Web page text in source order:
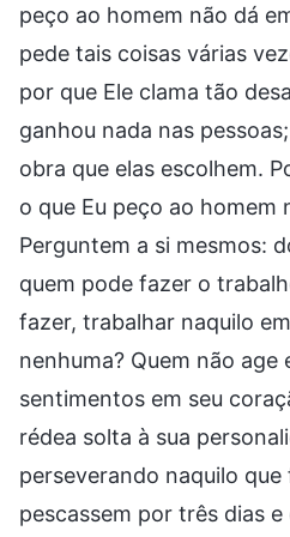
peço ao homem não dá
pede tais coisas várias
por que Ele clama tão
ganhou nada nas
obra que elas escolhem.
o que Eu peço ao homem
Perguntem a si mesmos:
quem pode fazer o
fazer, trabalhar naquilo
nenhuma? Quem não age
sentimentos em seu
rédea solta à sua
perseverando naquilo
pescassem por três dias